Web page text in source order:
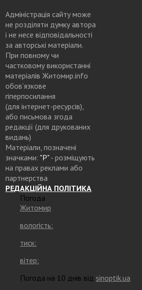
Адміністрація сайту може
не розділяти думку автора
і не несе відповідальності
за авторські матеріали.
При повному чи
частковому використанні
матеріалів Житомир.info
обов’язкове
гіперпосилання
(для інтернет-ресурсів),
або письмова згода
редакції (для друкованих
видань)
Матеріали, позначені
значками: "Р"- розміщують
на правах реклами або
партнерства
РЕДАКЦІЙНА ПОЛІТИКА
Погода
Житомир
вологість:
тиск:
вітер:
Погода на 10 днів відsinoptik.ua